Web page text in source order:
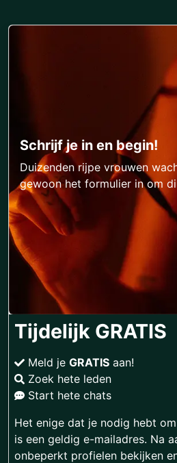
Schrijf je in en begin!
Duizenden rijpe vrouwen
gewoon het formulier in om
Tijdelijk GRATIS
Meld je GRATIS aan!
Zoek hete leden
Start hete chats
Het enige dat je nodig hebt
is een geldig e-mailadres. Na
onbeperkt profielen bekijken